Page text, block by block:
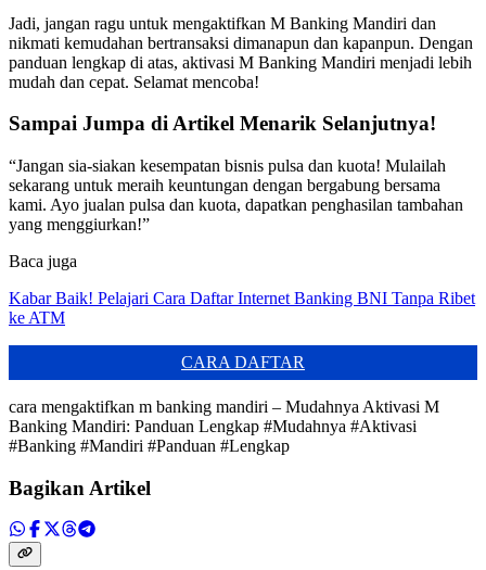
Jadi, jangan ragu untuk mengaktifkan M Banking Mandiri dan
nikmati kemudahan bertransaksi dimanapun dan kapanpun. Dengan
panduan lengkap di atas, aktivasi M Banking Mandiri menjadi lebih
mudah dan cepat. Selamat mencoba!
Sampai Jumpa di Artikel Menarik Selanjutnya!
“Jangan sia-siakan kesempatan bisnis pulsa dan kuota! Mulailah
sekarang untuk meraih keuntungan dengan bergabung bersama
kami. Ayo jualan pulsa dan kuota, dapatkan penghasilan tambahan
yang menggiurkan!”
Baca juga
Kabar Baik! Pelajari Cara Daftar Internet Banking BNI Tanpa Ribet
ke ATM
CARA DAFTAR
cara mengaktifkan m banking mandiri – Mudahnya Aktivasi M
Banking Mandiri: Panduan Lengkap #Mudahnya #Aktivasi
#Banking #Mandiri #Panduan #Lengkap
Bagikan Artikel